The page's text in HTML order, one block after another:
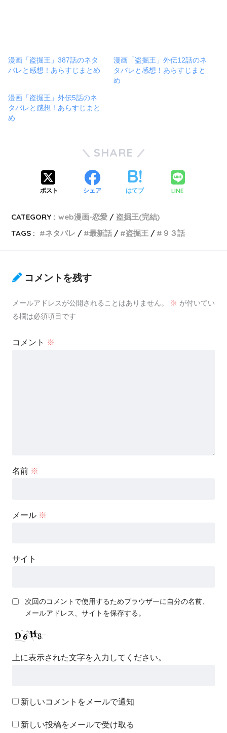
漫画「盗掘王」387話のネタ
バレと感想！あらすじまとめ
漫画「盗掘王」外伝12話のネ
タバレと感想！あらすじまと
め
漫画「盗掘王」外伝5話のネ
タバレと感想！あらすじまと
め
SHARE
ポスト シェア はてブ LINE
CATEGORY : web漫画-恋愛
盗掘王(完結)
TAGS :
ネタバレ 最新話 盗掘王 ９３話
コメントを残す
メールアドレスが公開されることはありません。 ※ が付いてい
る欄は必須項目です
コメント ※
名前 ※
メール ※
サイト
次回のコメントで使用するためブラウザーに自分の名前、
メールアドレス、サイトを保存する。
上に表示された文字を入力してください。
新しいコメントをメールで通知
新しい投稿をメールで受け取る